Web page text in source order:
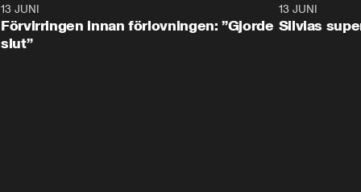
13 JUNI
Förvirringen innan förlovningen: ”Gjorde
slut”
13 JUNI
Silvias